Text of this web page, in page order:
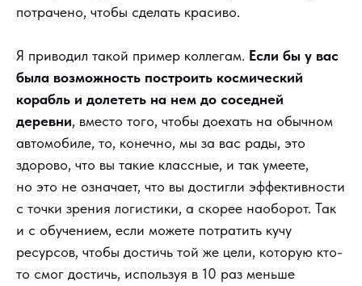
потрачено, чтобы сделать красиво.
Я приводил такой пример коллегам. Если бы у вас
была возможность построить космический
корабль и долететь на нем до соседней
деревни, вместо того, чтобы доехать на обычном
автомобиле, то, конечно, мы за вас рады, это
здорово, что вы такие классные, и так умеете,
но это не означает, что вы достигли эффективности
с точки зрения логистики, а скорее наоборот. Так
и с обучением, если можете потратить кучу
ресурсов, чтобы достичь той же цели, которую кто-
то смог достичь, используя в 10 раз меньше